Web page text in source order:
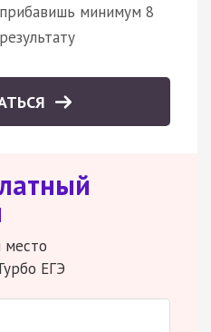
минимум 8
место
ЕГЭ